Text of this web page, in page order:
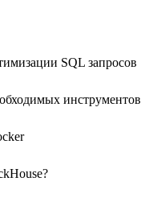
SQL запросов
инструментов